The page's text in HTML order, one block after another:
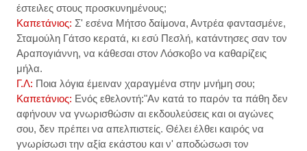
έστειλες στους προσκυνημένους;
Καπετάνιος: Σ' εσένα Μήτσο δαίμονα, Αντρέα φαντασμένε,
Σταμούλη Γάτσο κερατά, κι εσύ Πεσλή, κατάντησες σαν τον
Αραπογιάννη, να κάθεσαι στον Λόσκοβο να καθαρίζεις
μήλα.
Γ.Λ: Ποια λόγια έμειναν χαραγμένα στην μνήμη σου;
Καπετάνιος: Ενός εθελοντή:"Αν κατά το παρόν τα πάθη δεν
αφήνουν να γνωρισθώσιν αι εκδουλεύσεις και οι αγώνες
σου, δεν πρέπει να απελπιστείς. Θέλει έλθει καιρός να
γνωρίσωσι την αξία εκάστου και ν' αποδώσωσι τον